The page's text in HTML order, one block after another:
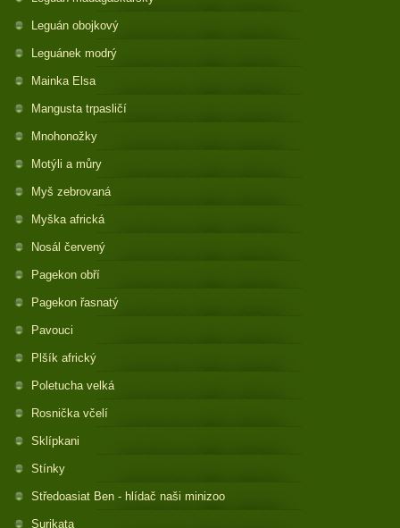
Leguán obojkový
Leguánek modrý
Mainka Elsa
Mangusta trpasličí
Mnohonožky
Motýli a můry
Myš zebrovaná
Myška africká
Nosál červený
Pagekon obří
Pagekon řasnatý
Pavouci
Plšík africký
Poletucha velká
Rosnička včelí
Sklípkani
Stínky
Středoasiat Ben - hlídač naši minizoo
Surikata